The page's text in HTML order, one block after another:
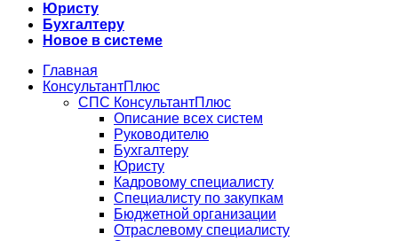
Юристу
Бухгалтеру
Новое в системе
Главная
КонсультантПлюс
СПС КонсультантПлюс
Описание всех систем
Руководителю
Бухгалтеру
Юристу
Кадровому специалисту
Специалисту по закупкам
Бюджетной организации
Отраслевому специалисту